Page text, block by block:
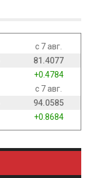
с 7 авг.
81.4077
+0.4784
с 7 авг.
94.0585
+0.8684